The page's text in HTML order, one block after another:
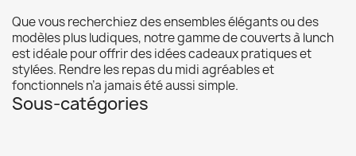
Que vous recherchiez des ensembles élégants ou des
modèles plus ludiques, notre gamme de couverts à lunch
est idéale pour offrir des idées cadeaux pratiques et
stylées. Rendre les repas du midi agréables et
fonctionnels n’a jamais été aussi simple.
Sous-catégories